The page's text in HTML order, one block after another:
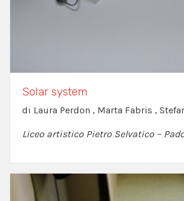
Solar system
di Laura Perdon , Marta Fabris ,
Liceo artistico Pietro Selvatico –